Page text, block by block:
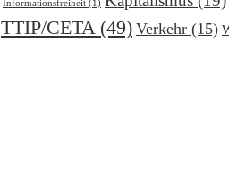
Informationsfreiheit (1)
TTIP/CETA(49) Verkehr (15)